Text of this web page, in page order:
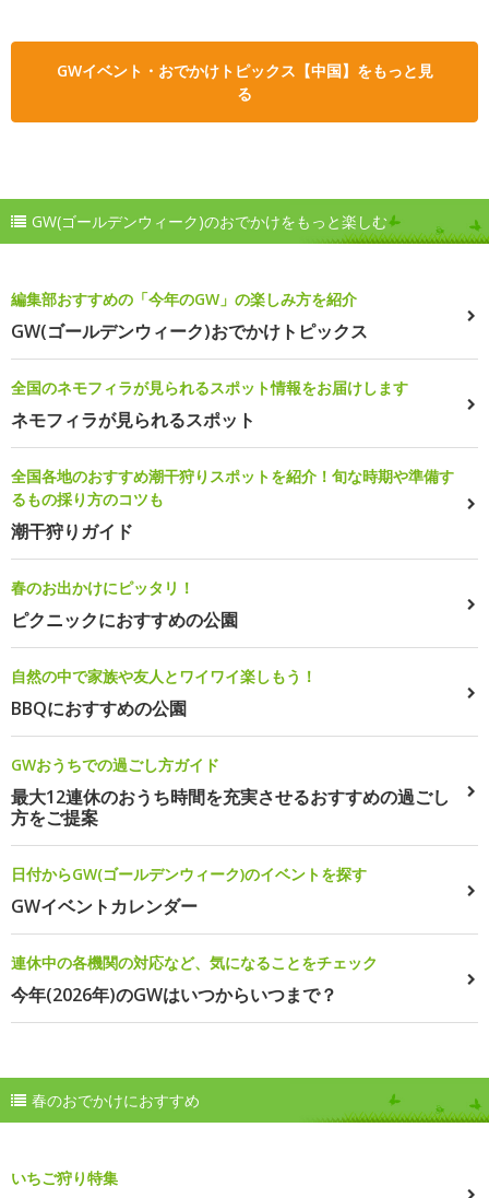
GWイベント・おでかけトピックス【中国】をもっと見
る
GW(ゴールデンウィーク)のおでかけをもっと楽しむ
編集部おすすめの「今年のGW」の楽しみ方を紹介
GW(ゴールデンウィーク)おでかけトピックス
全国のネモフィラが見られるスポット情報をお届けします
ネモフィラが見られるスポット
全国各地のおすすめ潮干狩りスポットを紹介！旬な時期や準備す
るもの採り方のコツも
潮干狩りガイド
春のお出かけにピッタリ！
ピクニックにおすすめの公園
自然の中で家族や友人とワイワイ楽しもう！
BBQにおすすめの公園
GWおうちでの過ごし方ガイド
最大12連休のおうち時間を充実させるおすすめの過ごし
方をご提案
日付からGW(ゴールデンウィーク)のイベントを探す
GWイベントカレンダー
連休中の各機関の対応など、気になることをチェック
今年(2026年)のGWはいつからいつまで？
春のおでかけにおすすめ
いちご狩り特集